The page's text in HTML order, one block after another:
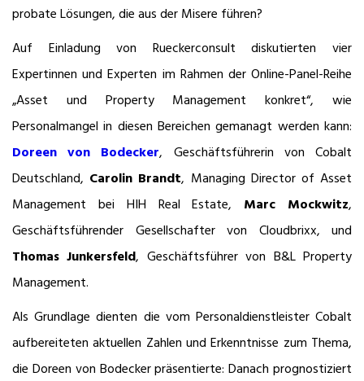
probate Lösungen, die aus der Misere führen?
Auf Einladung von Rueckerconsult diskutierten vier
Expertinnen und Experten im Rahmen der Online-Panel-Reihe
„Asset und Property Management konkret“, wie
Personalmangel in diesen Bereichen gemanagt werden kann:
Doreen von Bodecker, Geschäftsführerin von Cobalt
Deutschland, Carolin Brandt, Managing Director of Asset
Management bei HIH Real Estate, Marc Mockwitz,
Geschäftsführender Gesellschafter von Cloudbrixx, und
Thomas Junkersfeld, Geschäftsführer von B&L Property
Management.
Als Grundlage dienten die vom Personaldienstleister Cobalt
aufbereiteten aktuellen Zahlen und Erkenntnisse zum Thema,
die Doreen von Bodecker präsentierte: Danach prognostiziert